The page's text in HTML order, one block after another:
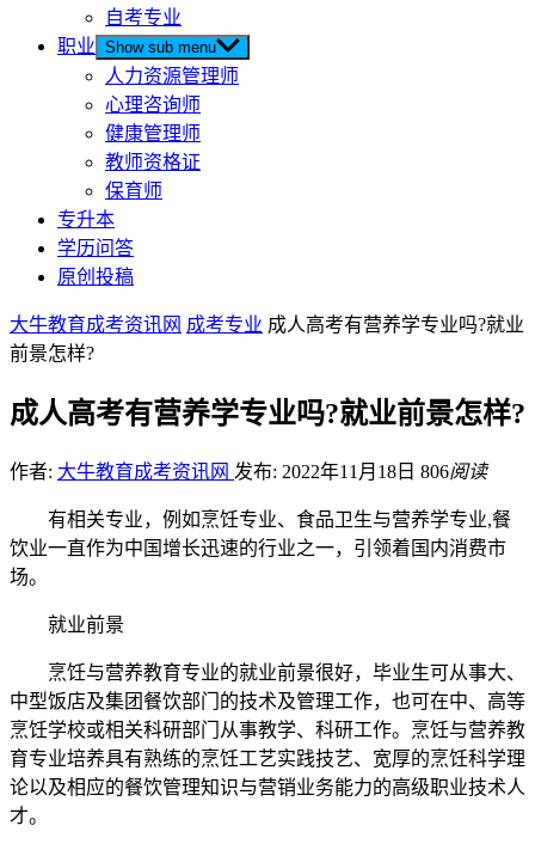
自考专业
职业 Show sub menu
人力资源管理师
心理咨询师
健康管理师
教师资格证
保育师
专升本
学历问答
原创投稿
大牛教育成考资讯网 成考专业 成人高考有营养学专业吗?就业
前景怎样?
成人高考有营养学专业吗?就业前景怎样?
作者: 大牛教育成考资讯网 发布: 2022年11月18日 806阅读
有相关专业，例如烹饪专业、食品卫生与营养学专业,餐
饮业一直作为中国增长迅速的行业之一，引领着国内消费市
场。
就业前景
烹饪与营养教育专业的就业前景很好，毕业生可从事大、
中型饭店及集团餐饮部门的技术及管理工作，也可在中、高等
烹饪学校或相关科研部门从事教学、科研工作。烹饪与营养教
育专业培养具有熟练的烹饪工艺实践技艺、宽厚的烹饪科学理
论以及相应的餐饮管理知识与营销业务能力的高级职业技术人
才。